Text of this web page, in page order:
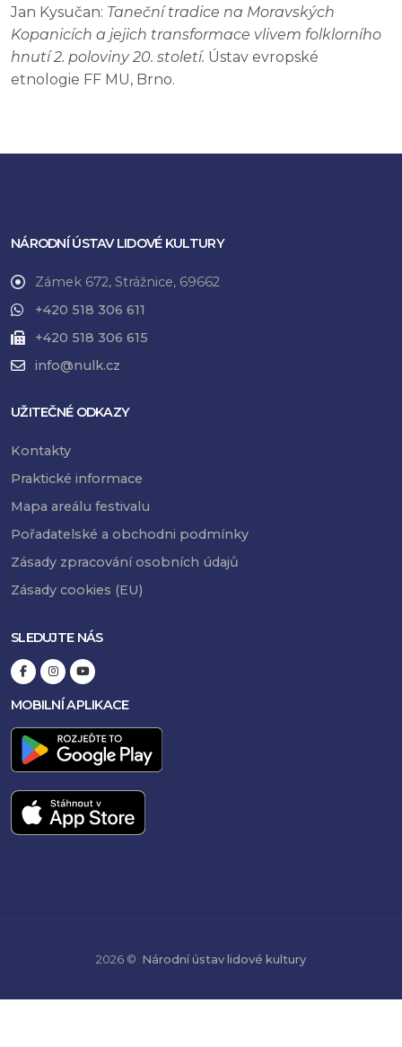
Jan Kysučan: Taneční tradice na Moravských
Kopanicích a jejich transformace vlivem folklorního
hnutí 2. poloviny 20. století. Ústav evropské
etnologie FF MU, Brno.
NÁRODNÍ ÚSTAV LIDOVÉ KULTURY
Zámek 672, Strážnice, 69662
+420 518 306 611
+420 518 306 615
info@nulk.cz
UŽITEČNÉ ODKAZY
Kontakty
Praktické informace
Mapa areálu festivalu
Pořadatelské a obchodni podmínky
Zásady zpracování osobních údajů
Zásady cookies (EU)
SLEDUJTE NÁS
MOBILNÍ APLIKACE
2026 © Národní ústav lidové kultury